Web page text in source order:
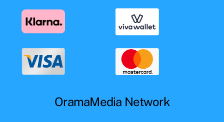
OramaMedia Network